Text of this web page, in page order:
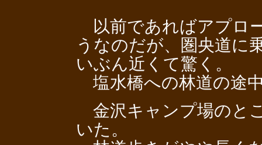
以前であればアプロ
うなのだが、圏央道に
いぶん近くて驚く。
塩水橋への林道の途
金沢キャンプ場のと
いた。